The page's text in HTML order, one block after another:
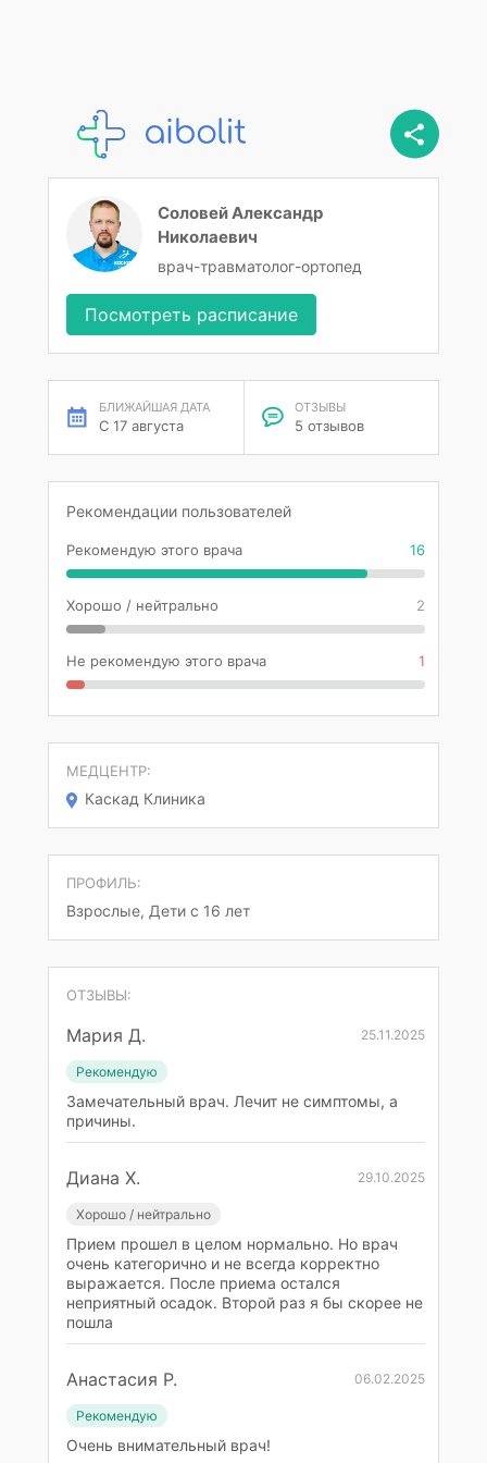
Соловей Александр
Николаевич
врач-травматолог-ортопед
Посмотреть расписание
БЛИЖАЙШАЯ ДАТА
С 17 августа
ОТЗЫВЫ
5 отзывов
Рекомендации пользователей
Рекомендую этого врача 16
Хорошо / нейтрально 2
Не рекомендую этого врача 1
МЕДЦЕНТР:
Каскад Клиника
ПРОФИЛЬ:
Взрослые, Дети с 16 лет
ОТЗЫВЫ:
Мария Д. 25.11.2025
Рекомендую
Замечательный врач. Лечит не симптомы, а
причины.
Диана Х. 29.10.2025
Хорошо / нейтрально
Прием прошел в целом нормально. Но врач
очень категорично и не всегда корректно
выражается. После приема остался
неприятный осадок. Второй раз я бы скорее не
пошла
Анастасия Р. 06.02.2025
Рекомендую
Очень внимательный врач!